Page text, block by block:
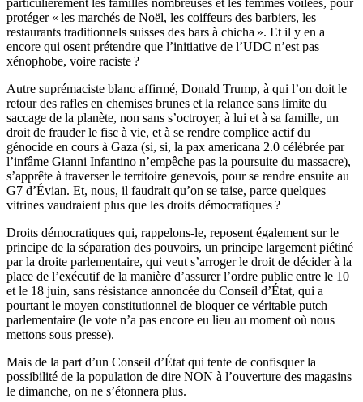
protéger « les marchés de Noël, les coiffeurs des barbiers, les
restaurants traditionnels suisses des bars à chicha ». Et il y en a
encore qui osent prétendre que l’initiative de l’UDC n’est pas
xénophobe, voire raciste ?
Autre suprémaciste blanc affirmé, Donald Trump, à qui l’on doit le
retour des rafles en chemises brunes et la relance sans limite du
saccage de la planète, non sans s’octroyer, à lui et à sa famille, un
droit de frauder le fisc à vie, et à se rendre complice actif du
génocide en cours à Gaza (si, si, la pax americana 2.0 célébrée par
l’infâme Gianni Infantino n’empêche pas la poursuite du massacre),
s’apprête à traverser le territoire genevois, pour se rendre ensuite au
G7 d’Évian. Et, nous, il faudrait qu’on se taise, parce quelques
vitrines vaudraient plus que les droits démocratiques ?
Droits démocratiques qui, rappelons-le, reposent également sur le
principe de la séparation des pouvoirs, un principe largement piétiné
par la droite parlementaire, qui veut s’arroger le droit de décider à la
place de l’exécutif de la manière d’assurer l’ordre public entre le 10
et le 18 juin, sans résistance annoncée du Conseil d’État, qui a
pourtant le moyen constitutionnel de bloquer ce véritable putch
parlementaire (le vote n’a pas encore eu lieu au moment où nous
mettons sous presse).
Mais de la part d’un Conseil d’État qui tente de confisquer la
possibilité de la population de dire NON à l’ouverture des magasins
le dimanche, on ne s’étonnera plus.